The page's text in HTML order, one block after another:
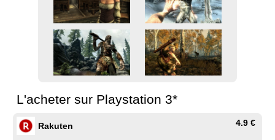
L'acheter sur Playstation 3*
Rakuten 4.9 €